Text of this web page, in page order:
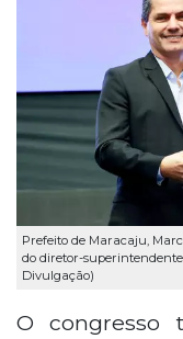
Prefeito de Maracaju,
do diretor-
Divulgação)
O congresso